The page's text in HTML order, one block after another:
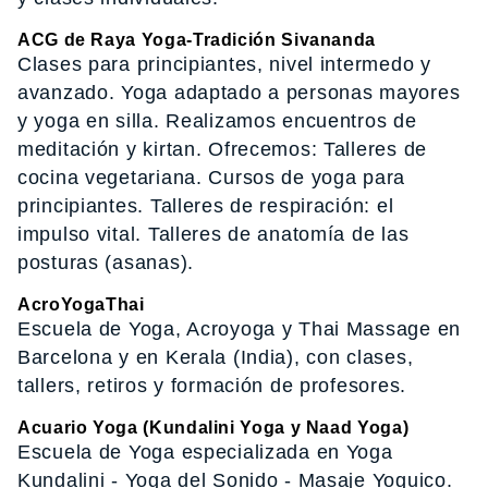
ACG de Raya Yoga-Tradición Sivananda
Clases para principiantes, nivel intermedo y
avanzado. Yoga adaptado a personas mayores
y yoga en silla. Realizamos encuentros de
meditación y kirtan. Ofrecemos: Talleres de
cocina vegetariana. Cursos de yoga para
principiantes. Talleres de respiración: el
impulso vital. Talleres de anatomía de las
posturas (asanas).
AcroYogaThai
Escuela de Yoga, Acroyoga y Thai Massage en
Barcelona y en Kerala (India), con clases,
tallers, retiros y formación de profesores.
Acuario Yoga (Kundalini Yoga y Naad Yoga)
Escuela de Yoga especializada en Yoga
Kundalini - Yoga del Sonido - Masaje Yoguico.